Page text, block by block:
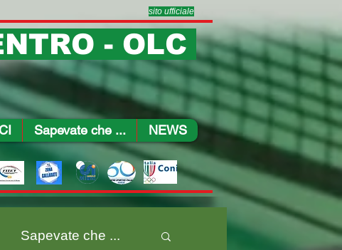
sito ufficiale
- OLC
Sapevate che ... NEWS
Sapevate che ...